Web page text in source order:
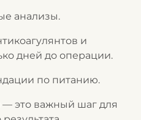
анализы.
и
дней до операции.
по питанию.
— это важный шаг для